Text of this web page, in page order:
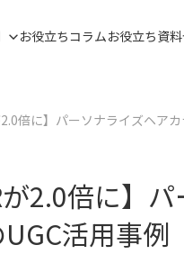
お役立ちコラムお役立ち資料
2.0倍に】パーソナライズヘア
が2.0倍に】
活用事